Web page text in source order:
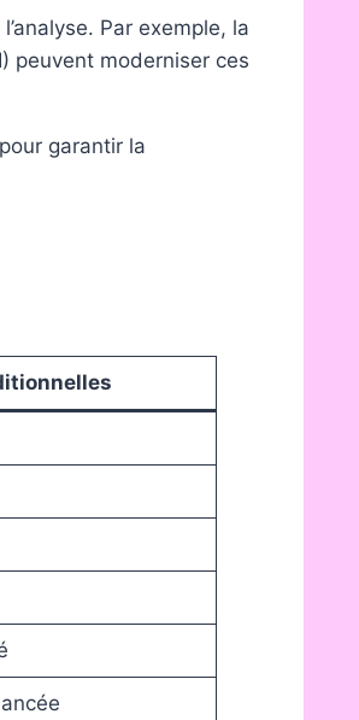
Par exemple, la
peuvent moderniser ces
garantir la